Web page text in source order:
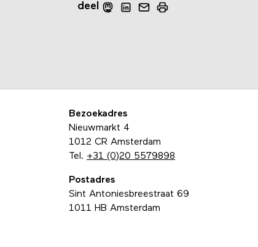
deel
Bezoekadres
Nieuwmarkt 4
1012 CR Amsterdam
Tel. +31 (0)20 5579898
Postadres
Sint Antoniesbreestraat 69
1011 HB Amsterdam